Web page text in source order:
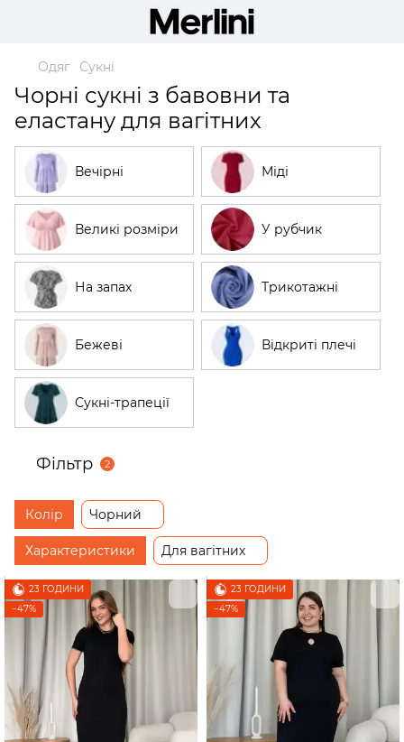
Одяг Сукні
Чорні сукні з бавовни та
еластану для вагітних
Вечірні Міді
Великі розміри У рубчик
На запах Трикотажні
Бежеві Відкриті плечі
Сукні-трапеції
Фільтр 2
Колір Чорний
Характеристики Для вагітних
23 ГОДИНИ
−47%
23 ГОДИНИ
−47%